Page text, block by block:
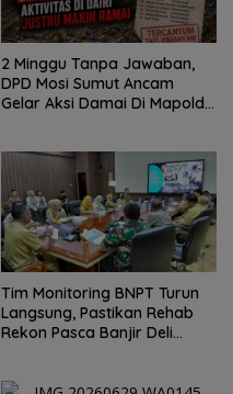
2 Minggu Tanpa Jawaban,
DPD Mosi Sumut Ancam
Gelar Aksi Damai Di Mapolda
Sumut Irjen Whisnu
Hermawan Bersikap Tegas .
Tim Monitoring BNPT Turun
Langsung, Pastikan Rehab
Rekon Pasca Banjir Deli